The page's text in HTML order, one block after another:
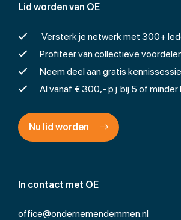
In contact met OE
office@ondernemendemmen.nl
Lid worden van OE
Versterk je netwerk met 300+
Profiteer van collectieve
Neem deel aan gratis
Al vanaf € 300,- p.j. bij 5 of minder
Nu lid worden